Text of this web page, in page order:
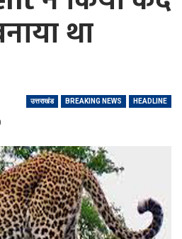
था
उत्तराखंड BREAKING NEWS HEADLINE